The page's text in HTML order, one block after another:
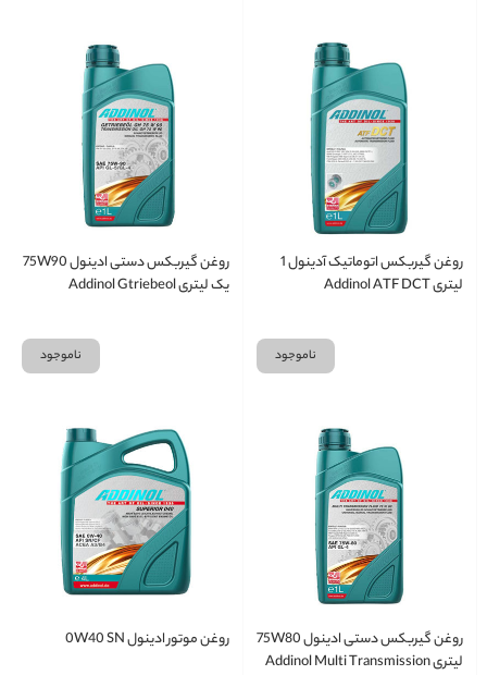
روغن گیربکس اتوماتیک آدینول 1
لیتری Addinol ATF DCT
ناموجود
روغن گیربکس دستی ادینول 75W90
یک لیتری Addinol Gtriebeol
ناموجود
روغن گیربکس دستی ادینول 75W80
لیتری Addinol Multi Transmission
روغن موتور ادینول 0W40 SN